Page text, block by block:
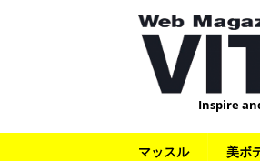
Inspire
マッスル 美ボ